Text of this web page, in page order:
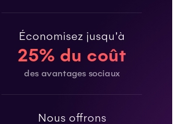
Économisez jusqu'à
25% du coût
des avantages sociaux
Nous offrons